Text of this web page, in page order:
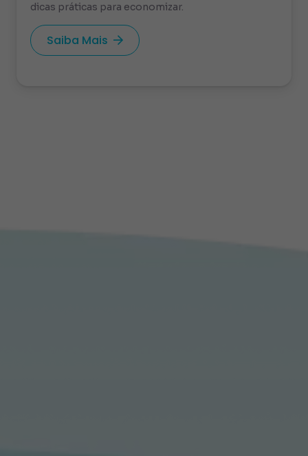
dicas práticas para economizar.
Saiba Mais